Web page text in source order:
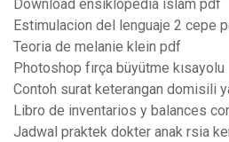
Download ensiklopedia islam pdf
Estimulacion del lenguaje 2 cepe
Teoria de melanie klein pdf
Photoshop fırça büyütme kısayolu
Contoh surat keterangan domisili
Libro de inventarios y balances
Jadwal praktek dokter anak rsia